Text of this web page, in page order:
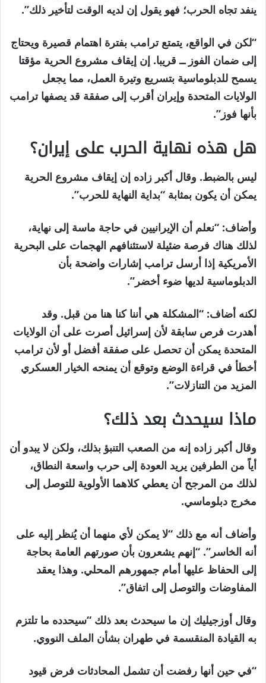
ينفد تجاه الحرب؛ فهو يقول إن لديه الوقت لتأخير ذلك”.
“لكن في الواقع، يتمتع ترامب بفترة اهتمام قصيرة ويحتاج
إلى ضمان الفوز ــ قريبا. إن إيقاف مشروع الحرية مؤقتا
يسمح للدبلوماسية بتسريع وتيرة العمل، مما يجعل
الولايات المتحدة وإيران أقرب إلى صفقة قد يصفها ترامب
بأنها فوز”.
هل هذه نهاية الحرب على إيران؟
ليس بالضبط. وقال أكبر زاده إن إيقاف مشروع الحرية
يمكن أن يكون بمثابة “بداية النهاية للحرب”.
وأضاف: “نعلم أن الإيرانيين في حاجة ماسة إلى نهاية،
لذلك هناك فرصة ضئيلة لاستئنافهم الهجمات على البحرية
الأمريكية إذا أرسل ترامب إشارات واضحة بأن
الدبلوماسية لديها ضوء أخضر”.
لكنه أضاف: “المشكلة هي أننا كنا هنا من قبل. وقد
أهدرت فرص سابقة لأن إسرائيل أصرت على أن الولايات
المتحدة يمكن أن تحصل على صفقة أفضل أو لأن ترامب
أخطأ في قراءة الوضع وتوقع أن يمنحه الخيار العسكري
المزيد من التنازلات”.
ماذا سيحدث بعد ذلك؟
وقال أكبر زاده إنه من الصعب التنبؤ بذلك، ولكن لا يبدو أن
أياً من الطرفين يريد العودة إلى حرب واسعة النطاق،
لذلك من المرجح أن يعطي كلاهما الأولوية للتوصل إلى
مخرج دبلوماسي.
وأضاف أنه مع ذلك “لا يمكن لأي منهما أن يُنظر إليه على
أنه الخاسر”. “إنهم يشعرون بأن صورتهم العامة بحاجة
إلى الحفاظ عليها أمام جمهورهم المحلي. وهذا يعقد
المفاوضات والتوصل إلى اتفاق”.
وقال أوزجيليك إن ما سيحدث بعد ذلك “سيحدده ما تلتزم
به القيادة المنقسمة في طهران بشأن الملف النووي.
“في حين أنها رفضت أن تشمل المحادثات فرض قيود